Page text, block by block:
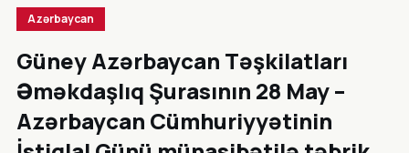
Azərbaycan
Güney Azərbaycan Təşkilatları
Əməkdaşlıq Şurasının 28 May –
Azərbaycan Cümhuriyyətinin